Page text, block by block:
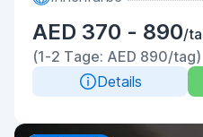
AED 370 - 890/
(1-2 Tage: AED 890/tag)
Details